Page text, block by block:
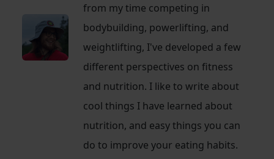
from my time competing in
bodybuilding, powerlifting, and
weightlifting, I've developed a few
different perspectives on fitness
and nutrition. I like to write about
cool things I have learned about
nutrition, and easy things you can
do to improve your eating habits.